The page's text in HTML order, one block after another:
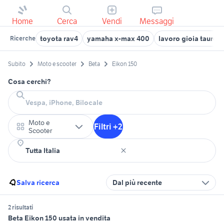
Home Cerca Vendi Messaggi
Ricerche toyota rav4 yamaha x-max 400 lavoro gioia tauro
Subito Moto e scooter Beta Eikon 150
Cosa cerchi?
Moto e
Scooter
Filtri +2
Salva ricerca Dal più recente
2 risultati
Beta Eikon 150 usata in vendita